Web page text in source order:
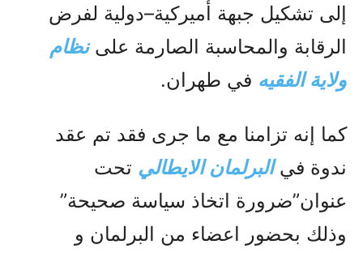
إلى تشكيل جبهة أميركية–دولية لفرض
الرقابة والمحاسبة الصارمة علىنظام
ولاية الفقيه في طهران.
کما إنه تزامنا مع ما جرى فقد تم عقد
ندوة في البرلمان الايطالي تحت
عنوان”ضرورة اتخاذ سياسة صحيحة”
وذلك بحضور اعضاء من البرلمان و